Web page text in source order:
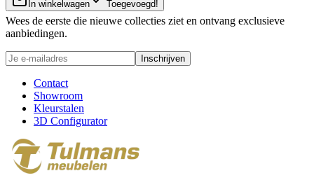
In winkelwagen Toegevoegd!
Wees de eerste die nieuwe collecties ziet en ontvang exclusieve
aanbiedingen.
Inschrijven
Contact
Showroom
Kleurstalen
3D Configurator